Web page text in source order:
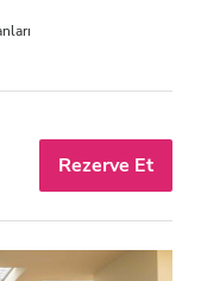
Rezerve Et